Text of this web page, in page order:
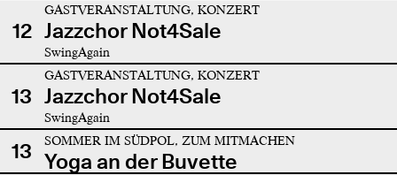
12
GASTVERANSTALTUNG, KONZERT
Jazzchor Not4Sale
SwingAgain
13
GASTVERANSTALTUNG, KONZERT
Jazzchor Not4Sale
SwingAgain
13 SOMMER IM SÜDPOL, ZUM MITMACHEN
Yoga an der Buvette